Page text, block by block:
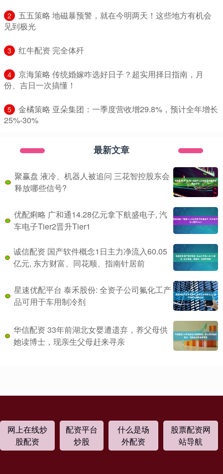
2
​五五策略 地磁暴预警，就在今明两天！这些地方有机会
见到极光
3 ​红牛配资 完全体歼
4
​京海策略 传统婚嫁咋选好日子？超实用择日指南，月
份、吉日一次搞懂！
5
​金橘策略 亚朵集团：一季度营收增29.8%，预计全年增长
25%-30%
最新文章
聚赢盘 液冷、机器人被追问 三花智控股东会
释放哪些信号?
优配痢略 广和通14.28亿元拿下航盛电子, 汽
车电子Tier2晋升Tier1
诚信配资 国产软件概念1日主力净流入60.05
亿元, 东方财富、同花顺、指南针居前
星速优配平台 泰禾股份: 全资子公司氟化工产
品可用于车用制冷剂
华信配资 33年前湖北女婴遭遗弃，养父母供
她读博士，现亲生父母赶来寻亲
网上在线炒
股配资
配资平台
炒股
什么是场
外配资
股票配资网
站导航